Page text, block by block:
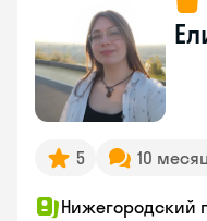
5 10
Нижегородский